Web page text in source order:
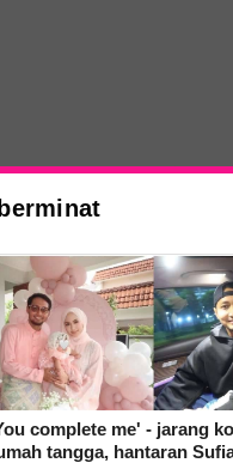
complete me' - jarang
tangga, hantaran